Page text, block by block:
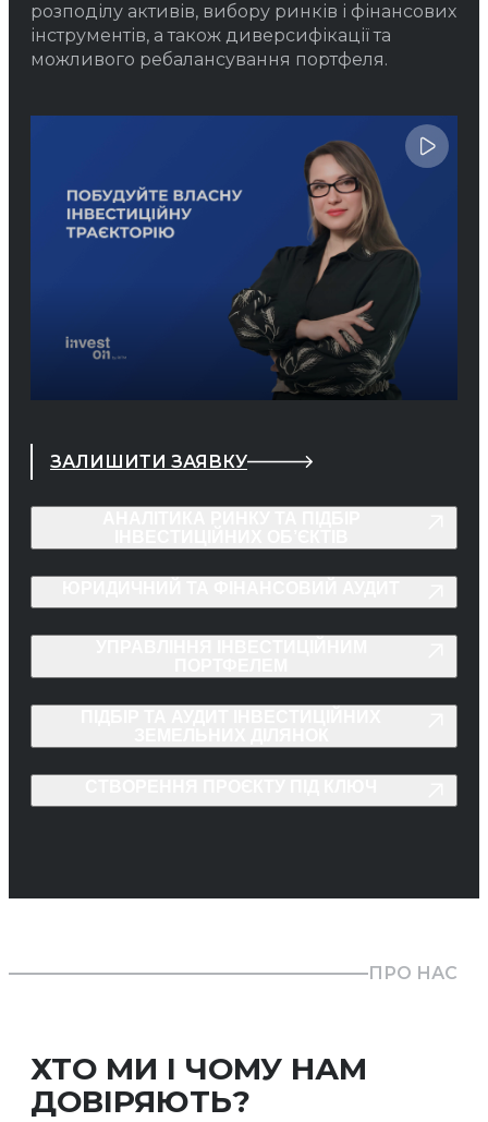
розподілу активів, вибору ринків і фінансових
інструментів, а також диверсифікації та
можливого ребалансування портфеля.
ЗАЛИШИТИ ЗАЯВКУ
ПРО НАС
ХТО МИ І ЧОМУ НАМ
ДОВІРЯЮТЬ?